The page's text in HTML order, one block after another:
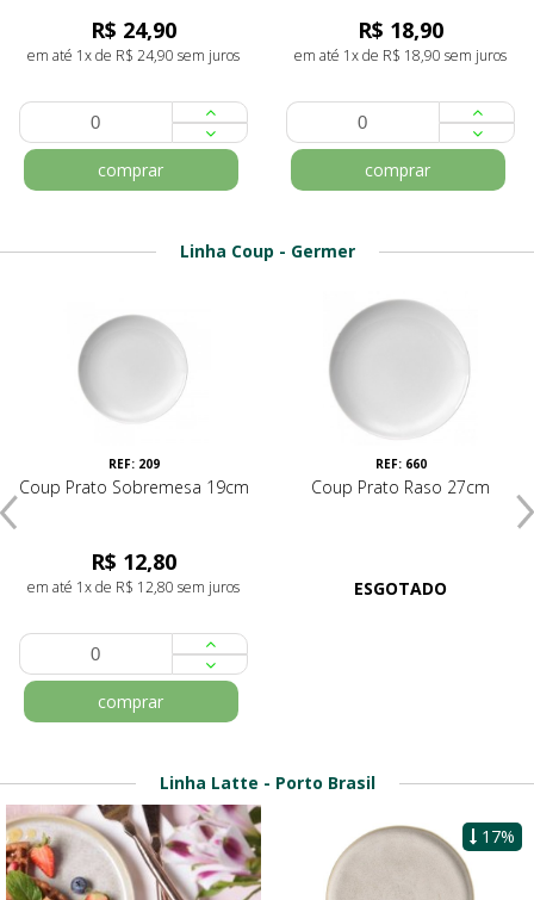
R$ 24,90
em até 1x de R$ 24,90 sem juros
comprar
R$ 18,90
em até 1x de R$ 18,90 sem juros
comprar
Linha Coup - Germer
REF: 209
Coup Prato Sobremesa 19cm
R$ 12,80
em até 1x de R$ 12,80 sem juros
comprar
REF: 660
Coup Prato Raso 27cm
ESGOTADO
Linha Latte - Porto Brasil
17% 22%